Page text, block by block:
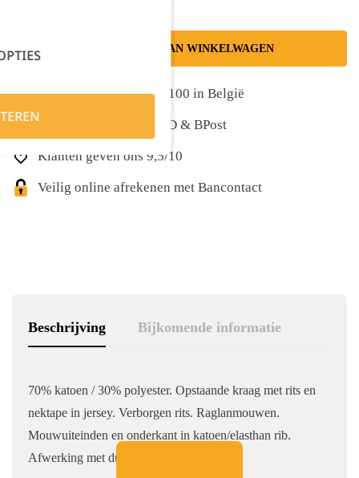
TOEVOEGEN AAN WINKELWAGEN
Gratis levering vanaf €100 in België
Snelle levering met DPD & BPost
Klanten geven ons 9,5/10
Veilig online afrekenen met Bancontact
Beschrijving Bijkomende informatie
70% katoen / 30% polyester. Opstaande kraag met rits en
nektape in jersey. Verborgen rits. Raglanmouwen.
Mouwuiteinden en onderkant in katoen/elasthan rib.
Afwerking met dubbele stiksesl. Zijnaden.